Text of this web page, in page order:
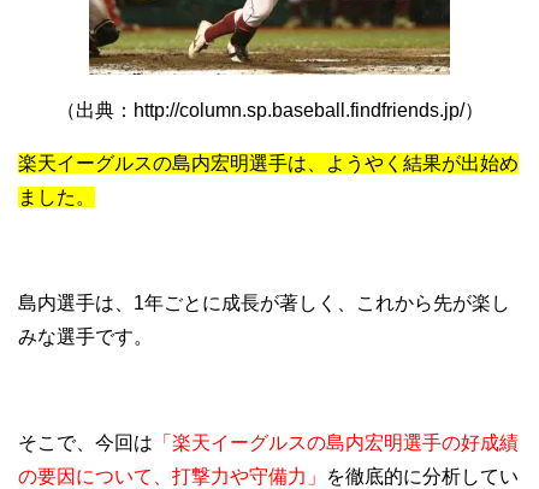
（出典：http://column.sp.baseball.findfriends.jp/）
楽天イーグルスの島内宏明選手は、ようやく結果が出始め
ました。
島内選手は、1年ごとに成長が著しく、これから先が楽し
みな選手です。
そこで、今回は 「楽天イーグルスの島内宏明選手の好成績
の要因について、打撃力や守備力」
を徹底的に分析してい